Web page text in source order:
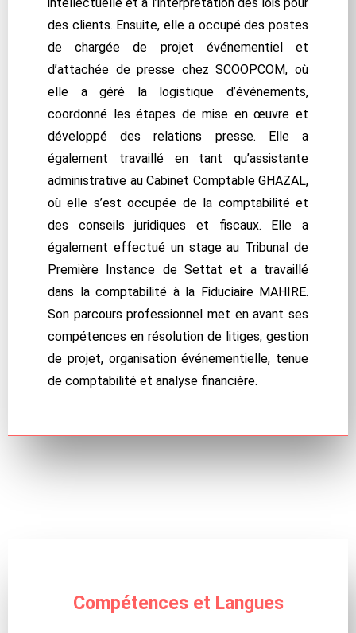
des clients. Ensuite, elle a occupé des postes
de chargée de projet événementiel et
d’attachée de presse chez SCOOPCOM, où
elle a géré la logistique d’événements,
coordonné les étapes de mise en œuvre et
développé des relations presse. Elle a
également travaillé en tant qu’assistante
administrative au Cabinet Comptable GHAZAL,
où elle s’est occupée de la comptabilité et
des conseils juridiques et fiscaux. Elle a
également effectué un stage au Tribunal de
Première Instance de Settat et a travaillé
dans la comptabilité à la Fiduciaire MAHIRE.
Son parcours professionnel met en avant ses
compétences en résolution de litiges, gestion
de projet, organisation événementielle, tenue
de comptabilité et analyse financière.
Compétenceset Langues